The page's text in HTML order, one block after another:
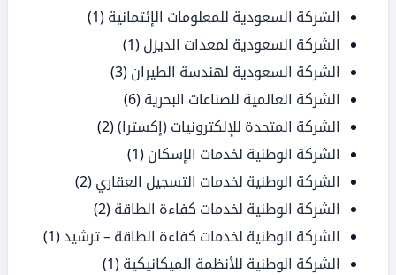
الشركة السعودية للمعلومات الإئتمانية (1)
الشركة السعودية لمعدات الديزل (1)
الشركة السعودية لهندسة الطيران (3)
الشركة العالمية للصناعات البحرية (6)
الشركة المتحدة للإلكترونيات (إكسترا)(2)
الشركة الوطنية لخدمات الإسكان (1)
الشركة الوطنية لخدمات التسجيل العقاري (2)
الشركة الوطنية لخدمات كفاءة الطاقة (2)
الشركة الوطنية لخدمات كفاءة الطاقة – ترشيد(1)
الشركة الوطنية للأنظمة الميكانيكية (1)